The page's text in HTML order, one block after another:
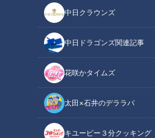
中日クラウンズ
中日ドラゴンズ関連記事
花咲かタイムズ
太田×石井のデララバ
キユーピー３分クッキング
与那嶺要監督のユニホーム（ダニエル・Ｋ